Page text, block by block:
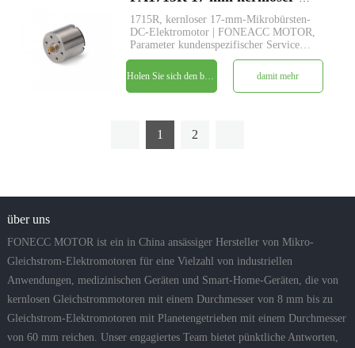
1715R, kernloser 17-mm-Mikrobürsten-
DC-Elektromotor | FONEACC MOTOR,
Parameter kundenspezifischer Service
verfügbar.
damit mehr
1 2
über uns
FONECC MOTOR ist ein in China ansässiger Hersteller von Mikro-
Gleichstrom-Elektromotoren für eine Vielzahl von industriellen
Anwendungen, medizinischen Geräten und Smart-Home-Geräten, die von
kernlosen Gleichstrommotoren mit einem Durchmesser von 8 mm bis zu
Gleichstrom-Elektromotoren mit Planetengetrieben mit einem Durchmesser
von 60 mm reichen. Unser engagiertes Team bietet pünktliche Antworten,